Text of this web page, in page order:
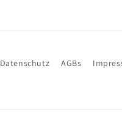
Datenschutz AGBs